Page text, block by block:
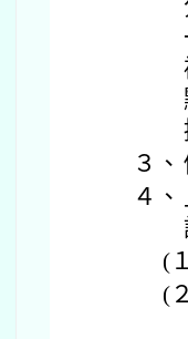
３、
４、
(
(